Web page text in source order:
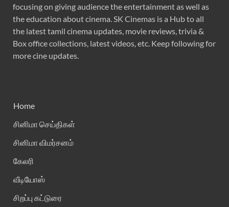
focusing on giving audience the entertainment as well as
the education about cinema. SK Cinemas is a Hub to all
the latest tamil cinema updates, movie reviews, trivia &
Box office collections, latest videos, etc. Keep following for
more cine updates.
Home
சினிமா செய்திகள்
சினிமா விமர்சனம்
கேலரி
வீடியோஸ்
சிறப்பு கட்டுரை